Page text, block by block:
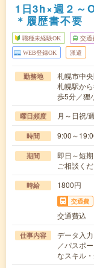
1日3h×週２～
＊履歴書不要
職種未経験OK 交通
WEB登録OK 派遣
勤務地
札幌市中
札幌駅か
歩5分／狸
曜日頻度 月～日祝/
時間 9:00～
期間
即日～短
ご相談くだ
時給 1800円
交通費
交通費込
仕事内容
データ入
／パスポ
なスキル